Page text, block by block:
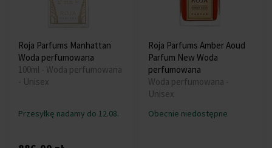
Roja Parfums Manhattan
Woda perfumowana
100ml - Woda perfumowana
- Unisex
Przesyłkę nadamy do 12.08.
Roja Parfums Amber Aoud
Parfum New Woda
perfumowana
Woda perfumowana -
Unisex
Obecnie niedostępne